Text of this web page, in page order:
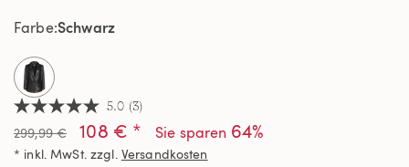
5.0
von
5
Sternen,
5.0 (3)
299,99 € 108 € * Sie sparen 64%
* inkl. MwSt. zzgl. Versandkosten
Farbe Schwarz
selected